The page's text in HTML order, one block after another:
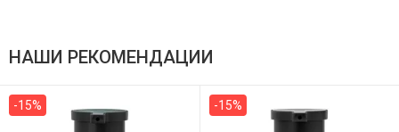
НАШИ РЕКОМЕНДАЦИИ
-15% -15%